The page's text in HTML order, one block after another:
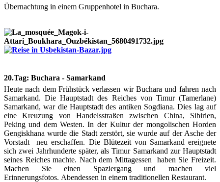
Übernachtung in einem Gruppenhotel in Buchara.
20.Tag: Buchara - Samarkand
Heute nach dem Frühstück verlassen wir Buchara und fahren nach
Samarkand. Die Hauptstadt des Reiches von Timur (Tamerlane)
Samarkand, war die Hauptstadt des antiken Sogdiana. Dies lag auf
eine Kreuzung von Handelsstraßen zwischen China, Sibirien,
Peking und dem Westen. In der Kultur der mongolischen Horden
Gengiskhana wurde die Stadt zerstört, sie wurde auf der Asche der
Vorstadt neu erschaffen. Die Blütezeit von Samarkand ereignete
sich zwei Jahrhunderte später, als Timur Samarkand zur Hauptstadt
seines Reiches machte. Nach dem Mittagessen haben Sie Freizeit.
Machen Sie einen Spaziergang und machen viel
Erinnerungsfotos. Abendessen in einem traditionellen Restaurant.